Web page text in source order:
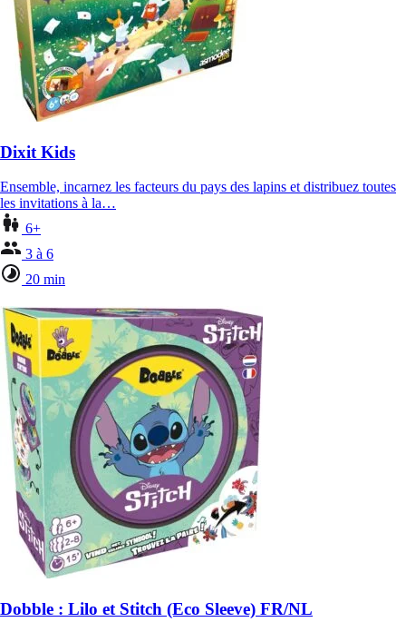
Dixit Kids
Ensemble, incarnez les facteurs du pays des lapins et distribuez toutes
les invitations à la…
6+
3 à 6
20 min
Dobble : Lilo et Stitch (Eco Sleeve) FR/NL